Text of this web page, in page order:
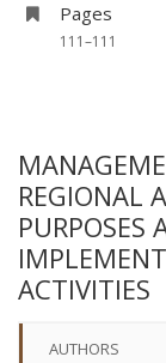
Pages
111–111
REGIONAL
PURPOSES
ACTIVITIES
AUTHORS